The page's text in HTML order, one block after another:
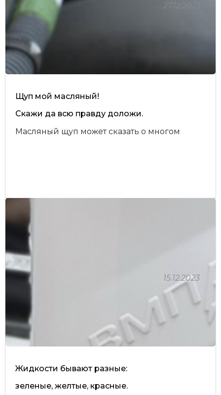
Щуп мой масляный!
Скажи да всю правду доложи.
Масляный щуп может сказать о многом
27.12.2023
Жидкости бывают разные:
зеленые, желтые, красные.
15.12.2023